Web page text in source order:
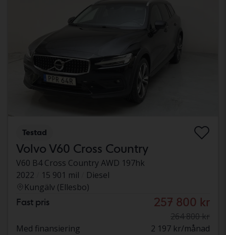
Testad
Volvo V60 Cross Country
V60 B4 Cross Country AWD 197hk
2022
15 901 mil
Diesel
Kungälv (Ellesbo)
Fast pris 257 800 kr
264 800 kr
Med finansiering
2 197 kr/månad